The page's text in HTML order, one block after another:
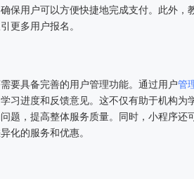
保用户可以方便快捷地完成支付。此外，
更多用户报名。
要具备完善的用户管理功能。通过用户管
习进度和反馈意见。这不仅有助于机构为
题，提高整体服务质量。同时，小程序还
化的服务和优惠。